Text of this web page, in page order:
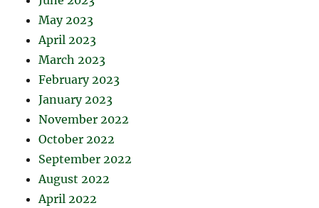
May 2023
April 2023
March 2023
February 2023
January 2023
November 2022
October 2022
September 2022
August 2022
April 2022